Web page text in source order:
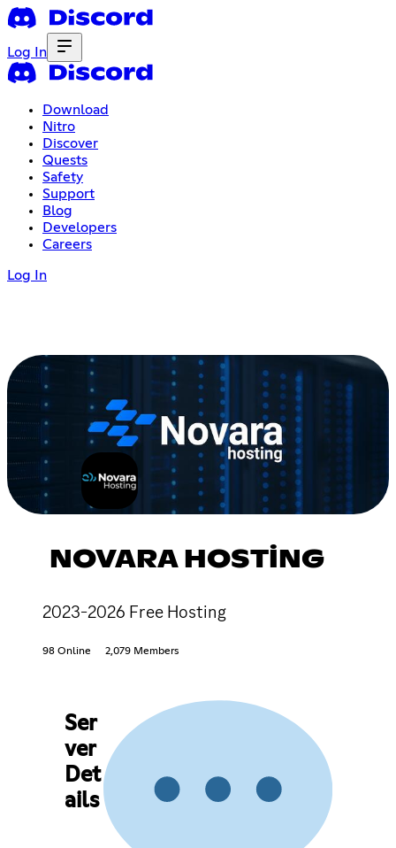
Log In
Download
Nitro
Discover
Quests
Safety
Support
Blog
Developers
Careers
Log In
NOVARA HOSTİNG
2023-2026 Free Hosting
98 Online 2,079 Members
Ser
ver
Det
ails